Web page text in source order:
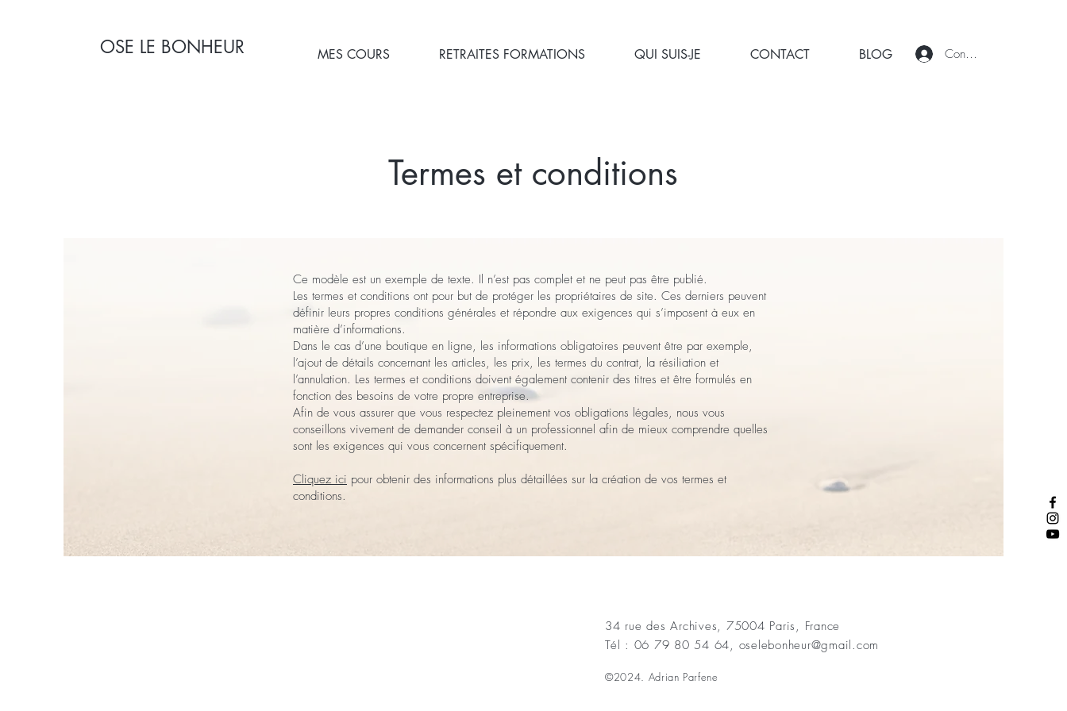
OSE LE BONHEUR MES COURS RETRAITES FORMATIONS QUI SUIS-JE CONTACT BLOG Connexion
Termes et conditions
Ce modèle est un exemple de texte. Il n’est pas complet et ne peut pas être publié.
Les termes et conditions ont pour but de protéger les propriétaires de site. Ces derniers peuvent
définir leurs propres conditions générales et répondre aux exigences qui s’imposent à eux en
matière d’informations.
Dans le cas d’une boutique en ligne, les informations obligatoires peuvent être par exemple,
l’ajout de détails concernant les articles, les prix, les termes du contrat, la résiliation et
l’annulation. Les termes et conditions doivent également contenir des titres et être formulés en
fonction des besoins de votre propre entreprise.
Afin de vous assurer que vous respectez pleinement vos obligations légales, nous vous
conseillons vivement de demander conseil à un professionnel afin de mieux comprendre quelles
sont les exigences qui vous concernent spécifiquement.
Cliquez ici pour obtenir des informations plus détaillées sur la création de vos termes et
conditions.
34 rue des Archives, 75004 Paris, France
Tél : 06 79 80 54 64, oselebonheur@gmail.com
©2024. Adrian Parfene